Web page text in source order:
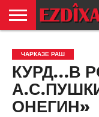
ЕЗИДИЗМ
НОВОСТИ
ИСТОРИЯ
КУЛЬТУРА
КОНТАКТ
ЧАРКАЗЕ РАШ
КУРД…В
ОНЕГИН»